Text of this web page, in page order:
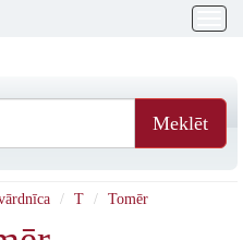
Meklēt
T Tomēr